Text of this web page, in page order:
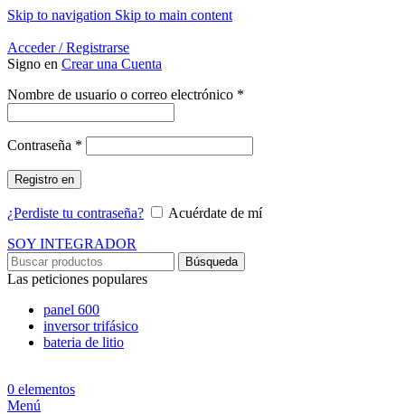
Skip to navigation Skip to main content
Acceder / Registrarse
Signo en Crear una Cuenta
Nombre de usuario o correo electrónico *
Contraseña *
Registro en
¿Perdiste tu contraseña?
Acuérdate de mí
SOY INTEGRADOR
Búsqueda
Las peticiones populares
panel 600
inversor trifásico
bateria de litio
0 elementos
Menú